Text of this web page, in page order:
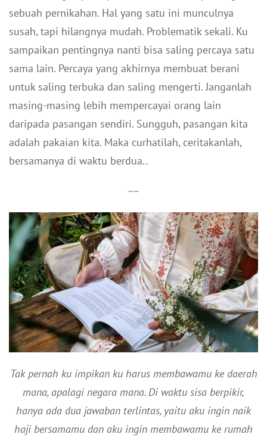
sebuah pernikahan. Hal yang satu ini munculnya
susah, tapi hilangnya mudah. Problematik sekali. Ku
sampaikan pentingnya nanti bisa saling percaya satu
sama lain. Percaya yang akhirnya membuat berani
untuk saling terbuka dan saling mengerti. Janganlah
masing-masing lebih mempercayai orang lain
daripada pasangan sendiri. Sungguh, pasangan kita
adalah pakaian kita. Maka curhatilah, ceritakanlah,
bersamanya di waktu berdua..
~~
Tak pernah ku impikan ku harus membawamu ke daerah
mana, apalagi negara mana. Di waktu sisa berpikir,
hanya ada dua jawaban terlintas, yaitu aku ingin naik
haji bersamamu dan aku ingin membawamu ke rumah